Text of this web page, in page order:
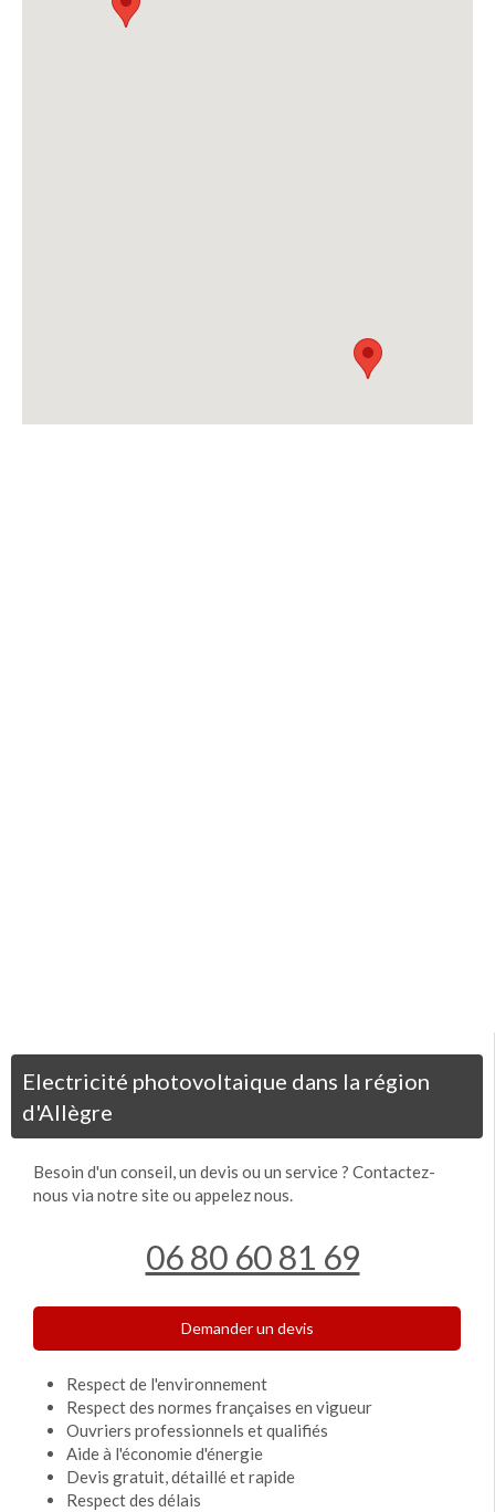
Electricité photovoltaique dans la région
d'Allègre
Besoin d'un conseil, un devis ou un service ? Contactez-
nous via notre site ou appelez nous.
06 80 60 81 69
Demander un devis
Respect de l'environnement
Respect des normes françaises en vigueur
Ouvriers professionnels et qualifiés
Aide à l'économie d'énergie
Devis gratuit, détaillé et rapide
Respect des délais